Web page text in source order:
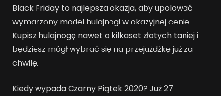
Black Friday to najlepsza okazja, aby upolować
wymarzony model hulajnogi w okazyjnej cenie.
Kupisz hulajnogę nawet o kilkaset złotych taniej i
będziesz mógł wybrać się na przejażdżkę już za
chwilę.
Kiedy wypada Czarny Piątek 2020? Już 27